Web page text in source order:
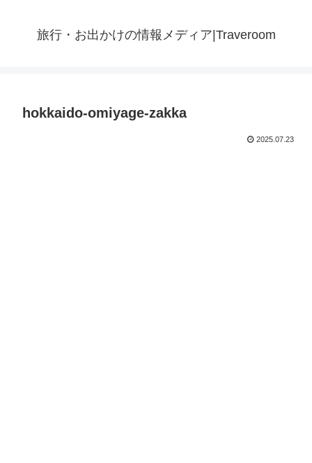
旅行・お出かけの情報メディア|Traveroom
hokkaido-omiyage-zakka
2025.07.23